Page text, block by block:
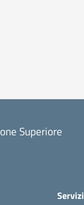
Superiore
Servizi